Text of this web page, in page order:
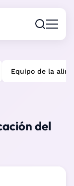
Equipo de la
del